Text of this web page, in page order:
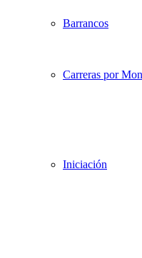
Barrancos
Carreras por
Iniciación